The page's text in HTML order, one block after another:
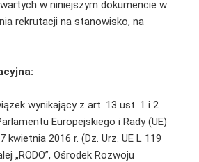
w niniejszym dokumencie w
rekrutacji na stanowisko, na
wynikający z art. 13 ust. 1 i 2
Europejskiego i Rady (UE)
kwietnia 2016 r. (Dz. Urz. UE L 119
„RODO”, Ośrodek Rozwoju